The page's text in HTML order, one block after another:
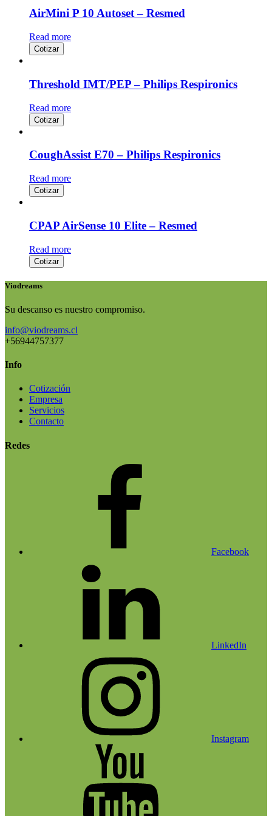
AirMini P 10 Autoset – Resmed
Read more
Cotizar
Threshold IMT/PEP – Philips Respironics
Read more
Cotizar
CoughAssist E70 – Philips Respironics
Read more
Cotizar
CPAP AirSense 10 Elite – Resmed
Read more
Cotizar
Viodreams
Su descanso es nuestro compromiso.
info@viodreams.cl
+56944757377
Info
Cotización
Empresa
Servicios
Contacto
Redes
Facebook
LinkedIn
Instagram